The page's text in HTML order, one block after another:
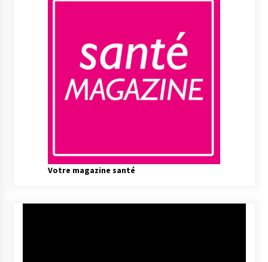
Votre magazine santé